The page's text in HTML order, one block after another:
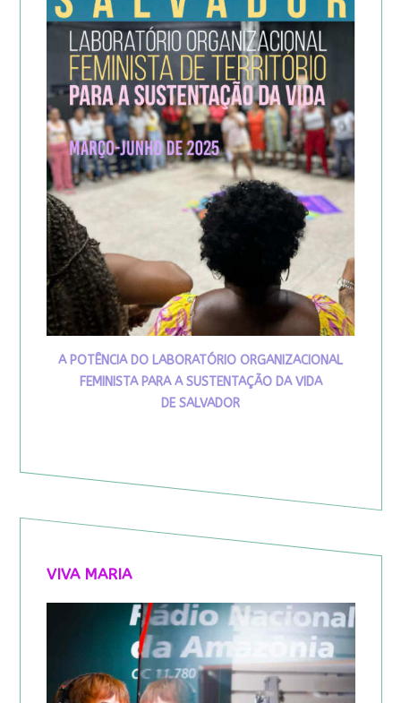
A POTÊNCIA DO LABORATÓRIO ORGANIZACIONAL
FEMINISTA PARA A SUSTENTAÇÃO DA VIDA
DE SALVADOR
VIVA MARIA